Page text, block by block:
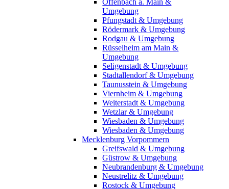
Offenbach a. Main &
Umgebung
Pfungstadt & Umgebung
Rödermark & Umgebung
Rodgau & Umgebung
Rüsselheim am Main &
Umgebung
Seligenstadt & Umgebung
Stadtallendorf & Umgebung
Taunusstein & Umgebung
Viernheim & Umgebung
Weiterstadt & Umgebung
Wetzlar & Umgebung
Wiesbaden & Umgebung
Wiesbaden & Umgebung
Mecklenburg Vorpommern
Greifswald & Umgebung
Güstrow & Umgebung
Neubrandenburg & Umgebung
Neustrelitz & Umgebung
Rostock & Umgebung